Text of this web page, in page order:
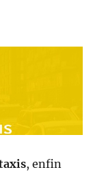
, enfin